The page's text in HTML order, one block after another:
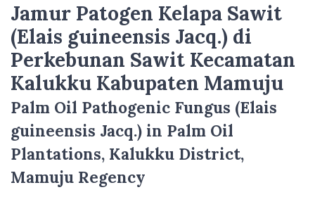
Jamur Patogen Kelapa Sawit
(Elais guineensis Jacq.) di
Perkebunan Sawit Kecamatan
Kalukku Kabupaten Mamuju
Palm Oil Pathogenic Fungus (Elais
guineensis Jacq.) in Palm Oil
Plantations, Kalukku District,
Mamuju Regency